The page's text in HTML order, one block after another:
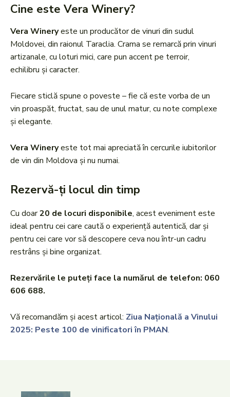
Cine este Vera Winery?
Vera Wineryeste un producător de vinuri din sudul
Moldovei, din raionul Taraclia. Crama se remarcă prin vinuri
artizanale, cu loturi mici, care pun accent pe terroir,
echilibru și caracter.
Fiecare sticlă spune o poveste – fie că este vorba de un
vin proaspăt, fructat, sau de unul matur, cu note complexe
și elegante.
Vera Wineryeste tot mai apreciată în cercurile iubitorilor
de vin din Moldova și nu numai.
Rezervă-ți locul din timp
Cu doar20 de locuri disponibile, acest eveniment este
ideal pentru cei care caută o experiență autentică, dar și
pentru cei care vor să descopere ceva nou într-un cadru
restrâns și bine organizat.
Rezervările le puteți face la numărul de telefon: 060
606 688.
Vă recomandăm și acest articol: Ziua Națională a Vinului
2025: Peste 100 de vinificatori în PMAN.